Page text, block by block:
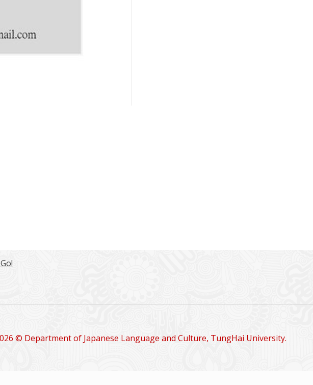
© Department of Japanese Language and Culture, TungHai University.